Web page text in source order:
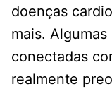
doenças
mais.
conectadas
realmente